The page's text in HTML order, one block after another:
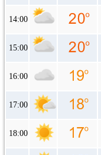
14:00
15:00
16:00
17:00
18:00